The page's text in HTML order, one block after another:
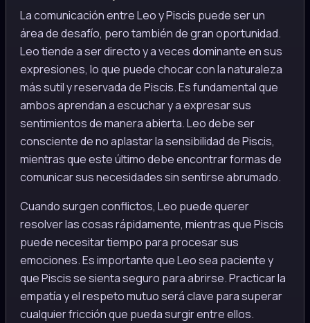
La comunicación entre Leo y Piscis puede ser un
área de desafío, pero también de gran oportunidad.
Leo tiende a ser directo y a veces dominante en sus
expresiones, lo que puede chocar con la naturaleza
más sutil y reservada de Piscis. Es fundamental que
ambos aprendan a escuchar y a expresar sus
sentimientos de manera abierta. Leo debe ser
consciente de no aplastar la sensibilidad de Piscis,
mientras que este último debe encontrar formas de
comunicar sus necesidades sin sentirse abrumado.
Cuando surgen conflictos, Leo puede querer
resolver las cosas rápidamente, mientras que Piscis
puede necesitar tiempo para procesar sus
emociones. Es importante que Leo sea paciente y
que Piscis se sienta seguro para abrirse. Practicar la
empatía y el respeto mutuo será clave para superar
cualquier fricción que pueda surgir entre ellos.